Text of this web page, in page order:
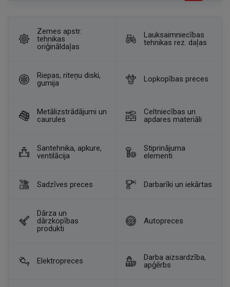
Zemes apstr.
tehnikas
oriģināldaļas
Lauksaimniecības
tehnikas rez. daļas
Riepas, riteņu diski,
gumija
Lopkopības preces
Metālizstrādājumi un
caurules
Celtniecības un
apdares materiāli
Santehnika, apkure,
ventilācija
Stiprinājuma
elementi
Sadzīves preces Darbarīki un iekārtas
Dārza un
dārzkopības
produkti
Autopreces
Elektropreces
Darba aizsardzība,
apģērbs